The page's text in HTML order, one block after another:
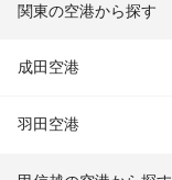
関東の空港から探す
成田空港
羽田空港